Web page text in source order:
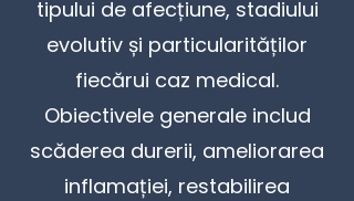
tipului de afecțiune, stadiului
evolutiv și particularităților
fiecărui caz medical.
Obiectivele generale includ
scăderea durerii, ameliorarea
inflamației, restabilirea